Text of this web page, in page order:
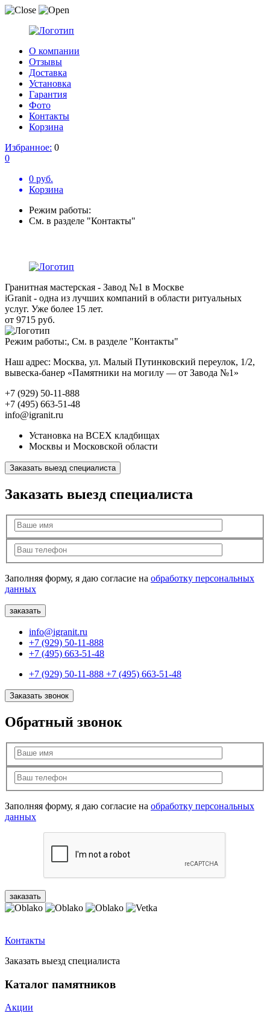
О компании
Отзывы
Доставка
Установка
Гарантия
Фото
Контакты
Корзина
Избранное: 0
0
0 руб.
Корзина
Режим работы:
См. в разделе "Контакты"
Гранитная мастерская - Завод №1 в Москве
iGranit - одна из лучших компаний в области ритуальных
услуг. Уже более 15 лет.
от 9715 руб.
Режим работы:, См. в разделе "Контакты"
Наш адрес: Москва, ул. Малый Путинковский переулок, 1/2,
вывеска-банер «Памятники на могилу — от Завода №1»
+7 (929) 50-11-888
+7 (495) 663-51-48
info@igranit.ru
Установка на ВСЕХ кладбищах
Москвы и Московской области
Заказать выезд специалиста
Заказать выезд специалиста
Заполняя форму, я даю согласие на обработку персональных
данных
info@igranit.ru
+7 (929) 50-11-888
+7 (495) 663-51-48
+7 (929) 50-11-888 +7 (495) 663-51-48
Заказать звонок
Обратный звонок
Заполняя форму, я даю согласие на обработку персональных
данных
Контакты
Заказать выезд специалиста
Каталог памятников
Акции